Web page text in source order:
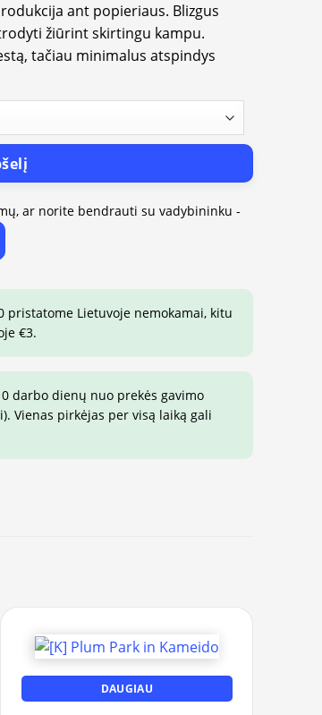
ant popieriaus. Blizgus
žiūrint skirtingu kampu.
tačiau minimalus atspindys
ar norite bendrauti su vadybininku -
pristatome Lietuvoje nemokamai, kitu
€3.
darbo dienų nuo prekės gavimo
Vienas pirkėjas per visą laiką gali
DAUGIAU